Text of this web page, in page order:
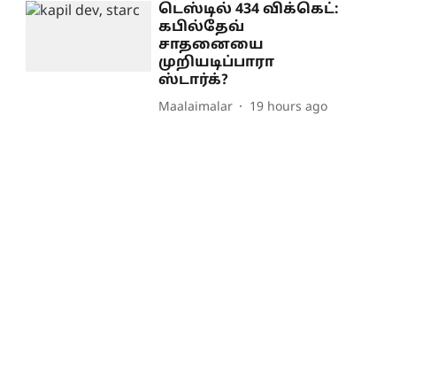
டெஸ்டில் 434 விக்கெட்:
கபில்தேவ்
சாதனையை
முறியடிப்பாரா
ஸ்டார்க்?
Maalaimalar 19 hours ago